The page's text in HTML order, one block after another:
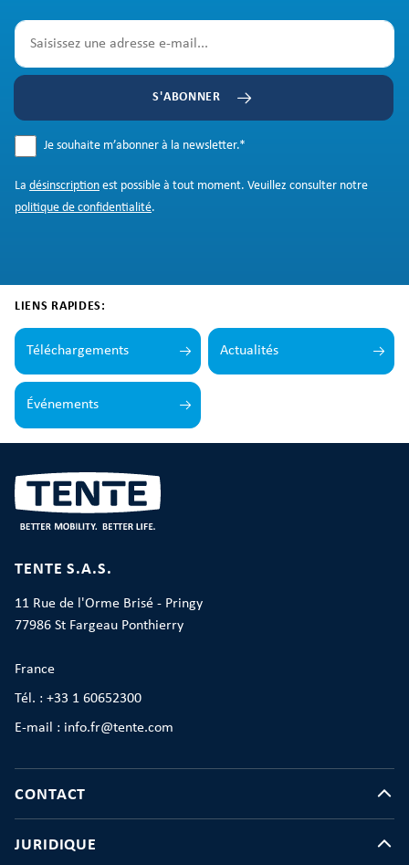
S'ABONNER
Je souhaite m’abonner à la newsletter.*
La désinscription est possible à tout moment. Veuillez consulter notre
politique de confidentialité.
LIENS RAPIDES:
Téléchargements Actualités
Événements
TENTE S.A.S.
11 Rue de l'Orme Brisé - Pringy
77986 St Fargeau Ponthierry
France
Tél. : +33 1 60652300
E-mail : info.fr@tente.com
CONTACT
JURIDIQUE